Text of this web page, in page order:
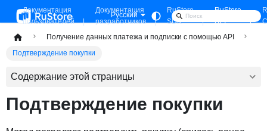
Документация
пользователей
Документация
разработчиков
RuStore
SDK
RuStore
API
Русский
Получение данных платежа и подписки с помощью API
Подтверждение покупки
Содержание этой страницы
Подтверждение покупки